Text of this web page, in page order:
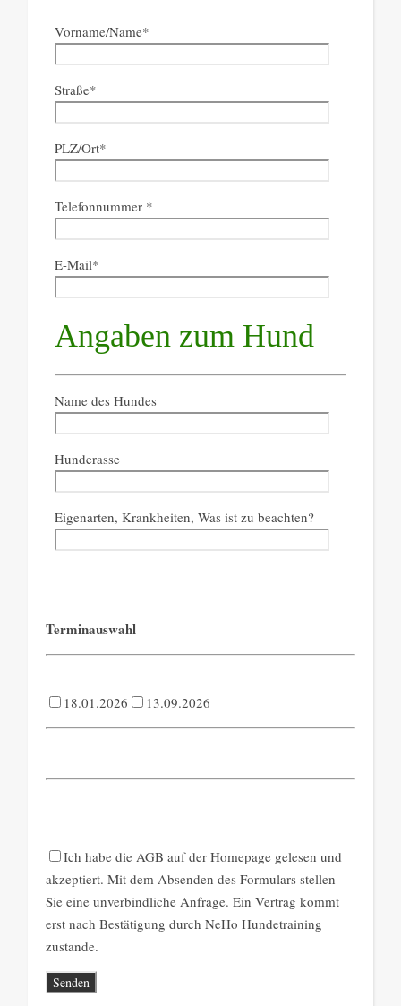
Vorname/Name*
Straße*
PLZ/Ort*
Telefonnummer *
E-Mail*
Angaben zum Hund
Name des Hundes
Hunderasse
Eigenarten, Krankheiten, Was ist zu beachten?
Terminauswahl
18.01.2026 13.09.2026
Ich habe die AGB auf der Homepage gelesen und
akzeptiert. Mit dem Absenden des Formulars stellen
Sie eine unverbindliche Anfrage. Ein Vertrag kommt
erst nach Bestätigung durch NeHo Hundetraining
zustande.